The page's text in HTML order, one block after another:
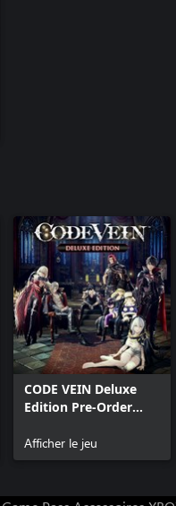
CODE VEIN Deluxe
Edition Pre-Order
Afficher le jeu